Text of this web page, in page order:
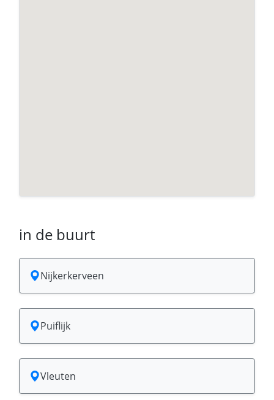
in de buurt
Nijkerkerveen
Puiflijk
Vleuten